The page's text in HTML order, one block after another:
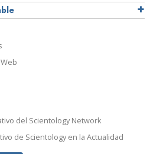
del Scientology Network
de Scientology en la Actualidad